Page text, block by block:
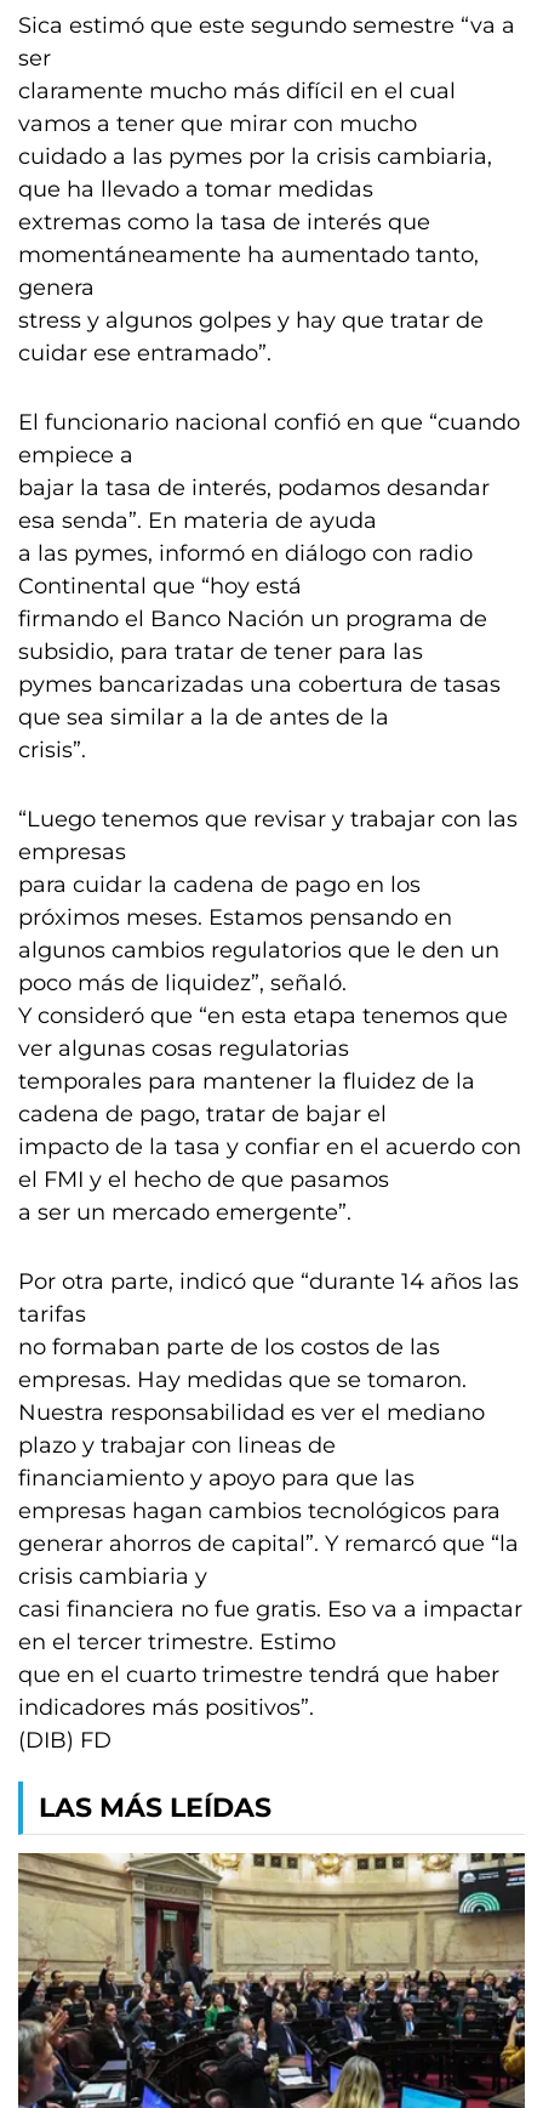
Sica estimó que este segundo semestre “va a
ser
claramente mucho más difícil en el cual
vamos a tener que mirar con mucho
cuidado a las pymes por la crisis cambiaria,
que ha llevado a tomar medidas
extremas como la tasa de interés que
momentáneamente ha aumentado tanto,
genera
stress y algunos golpes y hay que tratar de
cuidar ese entramado”.
El funcionario nacional confió en que “cuando
empiece a
bajar la tasa de interés, podamos desandar
esa senda”. En materia de ayuda
a las pymes, informó en diálogo con radio
Continental que “hoy está
firmando el Banco Nación un programa de
subsidio, para tratar de tener para las
pymes bancarizadas una cobertura de tasas
que sea similar a la de antes de la
crisis”.
“Luego tenemos que revisar y trabajar con las
empresas
para cuidar la cadena de pago en los
próximos meses. Estamos pensando en
algunos cambios regulatorios que le den un
poco más de liquidez”, señaló.
Y consideró que “en esta etapa tenemos que
ver algunas cosas regulatorias
temporales para mantener la fluidez de la
cadena de pago, tratar de bajar el
impacto de la tasa y confiar en el acuerdo con
el FMI y el hecho de que pasamos
a ser un mercado emergente”.
Por otra parte, indicó que “durante 14 años las
tarifas
no formaban parte de los costos de las
empresas. Hay medidas que se tomaron.
Nuestra responsabilidad es ver el mediano
plazo y trabajar con lineas de
financiamiento y apoyo para que las
empresas hagan cambios tecnológicos para
generar ahorros de capital”. Y remarcó que “la
crisis cambiaria y
casi financiera no fue gratis. Eso va a impactar
en el tercer trimestre. Estimo
que en el cuarto trimestre tendrá que haber
indicadores más positivos”.
(DIB) FD
LAS MÁS LEÍDAS